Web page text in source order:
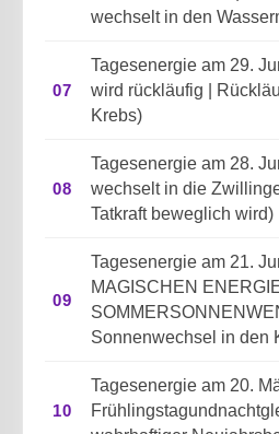
wechselt in den
07
Tagesenergie am 29.
wird rückläufig |
Krebs)
08
Tagesenergie am 28.
wechselt in die
Tatkraft beweglich wird)
09
Tagesenergie am 21.
MAGISCHEN
Sonnenwechsel in den
10
Tagesenergie am 20.